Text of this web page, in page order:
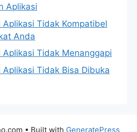
Aplikasi
Aplikasi Tidak Kompatibel
Anda
Aplikasi Tidak Menanggapi
Tidak Bisa Dibuka
• Built with GeneratePress